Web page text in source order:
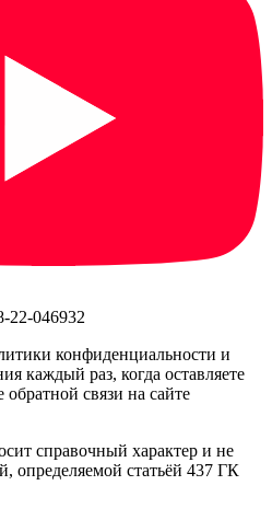
22-046932
конфиденциальности и
каждый раз, когда оставляете
связи на сайте
справочный характер и не
определяемой статьёй 437 ГК